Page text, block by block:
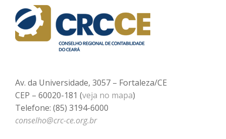
Av. da Universidade, 3057 – Fortaleza/CE
CEP – 60020-181 (veja no mapa)
Telefone: (85) 3194-6000
conselho@crc-ce.org.br